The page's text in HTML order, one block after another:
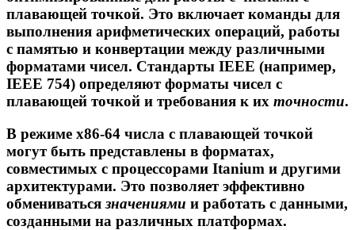
плавающей точкой. Это включает команды для
выполнения арифметических операций, работы
с памятью и конвертации между различными
форматами чисел. Стандарты IEEE (например,
IEEE 754) определяют форматы чисел с
плавающей точкой и требования к их точности.
В режиме x86-64 числа с плавающей точкой
могут быть представлены в форматах,
совместимых с процессорами Itanium и другими
архитектурами. Это позволяет эффективно
обмениватьсязначениями и работать с данными,
созданными на различных платформах.